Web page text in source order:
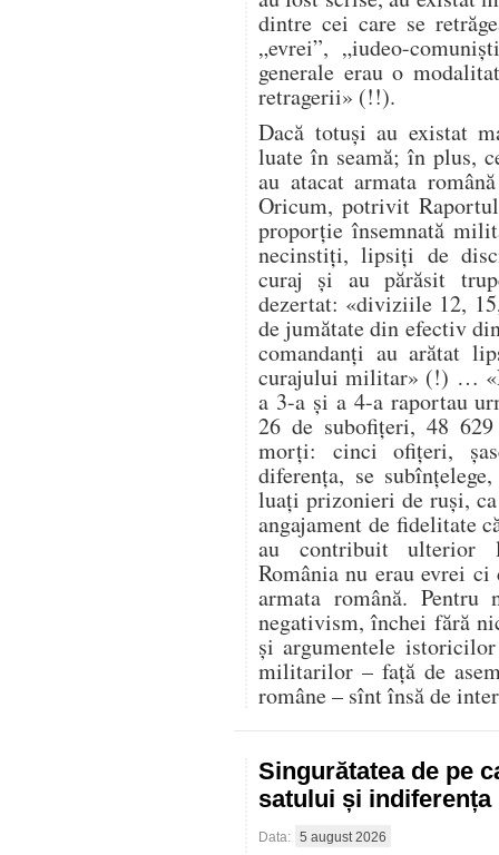
dintre cei care se
„evrei”, „iudeo-
generale erau o
retragerii» (!!).
Dacă totuși au existat
luate în seamă; în plus,
au atacat armata
Oricum, potrivit
proporție însemnată
necinstiți, lipsiți de
curaj și au părăsit
dezertat: «diviziile 12,
de jumătate din efectiv
comandanți au arătat
curajului militar» (!) …
a 3-a și a 4-a raportau
26 de subofițeri, 48
morți: cinci ofițeri,
diferența, se
luați prizonieri de ruși,
angajament de fidelitate
au contribuit ulterior
România nu erau evrei
armata română.
negativism, închei fără
și argumentele
militarilor – față de
române – sînt însă de
Singurătatea de pe
satului și
Data: 5 august 2026